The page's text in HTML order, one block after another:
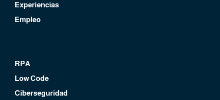
Experiencias
Empleo
RPA
Low Code
Ciberseguridad